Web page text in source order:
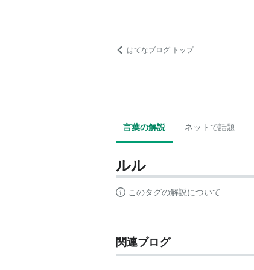
はてなブログ トップ
言葉の解説 ネットで話題
ルル
このタグの解説について
関連ブログ